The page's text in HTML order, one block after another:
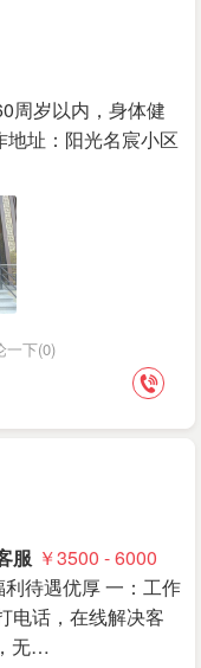
周岁以内，身体健
址：阳光名宸小区
一下(0)
服 ￥3500 - 6000
待遇优厚 一：工作
电话，在线解决客
无…